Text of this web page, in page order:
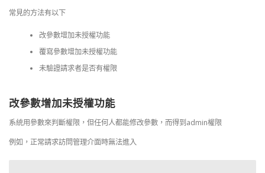
常見的方法有以下
改參數增加未授權功能
覆寫參數增加未授權功能
未驗證請求者是否有權限
改參數增加未授權功能
系統用參數來判斷權限，但任何人都能修改參數，而得到admin權限
例如，正常請求訪問管理介面時無法進入